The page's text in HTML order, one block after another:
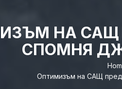
НА САЩ
СПОМНЯ
Оптимизъм на САЩ